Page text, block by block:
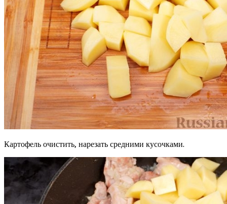
Картофель очистить, нарезать средними кусочками.